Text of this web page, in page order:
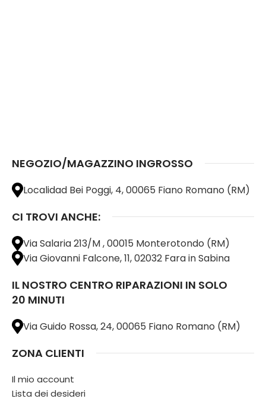
NEGOZIO/MAGAZZINO INGROSSO
Localidad Bei Poggi, 4, 00065 Fiano Romano (RM)
CI TROVI ANCHE:
Via Salaria 213/M , 00015 Monterotondo (RM)
Via Giovanni Falcone, 11, 02032 Fara in Sabina
IL NOSTRO CENTRO RIPARAZIONI IN SOLO
20 MINUTI
Via Guido Rossa, 24, 00065 Fiano Romano (RM)
ZONA CLIENTI
Il mio account
Lista dei desideri